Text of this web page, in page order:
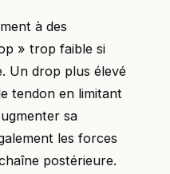
à des
» trop faible si
Un drop plus élevé
tendon en limitant
sa
les forces
postérieure.